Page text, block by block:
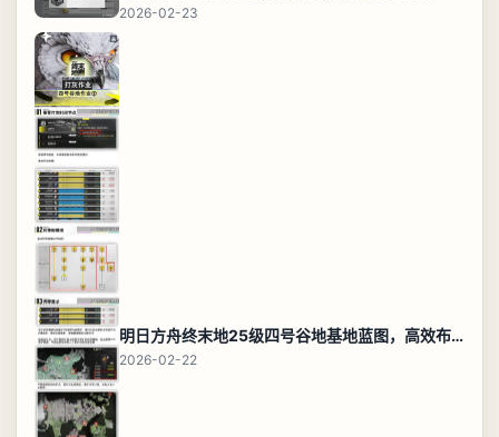
2026-02-23
明日方舟终末地25级四号谷地基地蓝图，高效布局规划
2026-02-22